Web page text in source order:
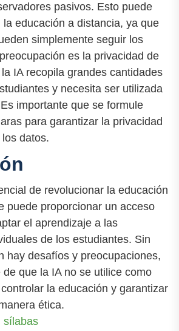
pasivos. Esto puede
educación a distancia, ya que
simplemente seguir los
es la privacidad de
IA recopila grandes cantidades
y necesita ser utilizada
importante que se formule
para garantizar la privacidad
datos.
de revolucionar la educación
puede proporcionar un acceso
el aprendizaje a las
de los estudiantes. Sin
hay desafíos y preocupaciones,
que la IA no se utilice como
la educación y garantizar
ética.
sílabas